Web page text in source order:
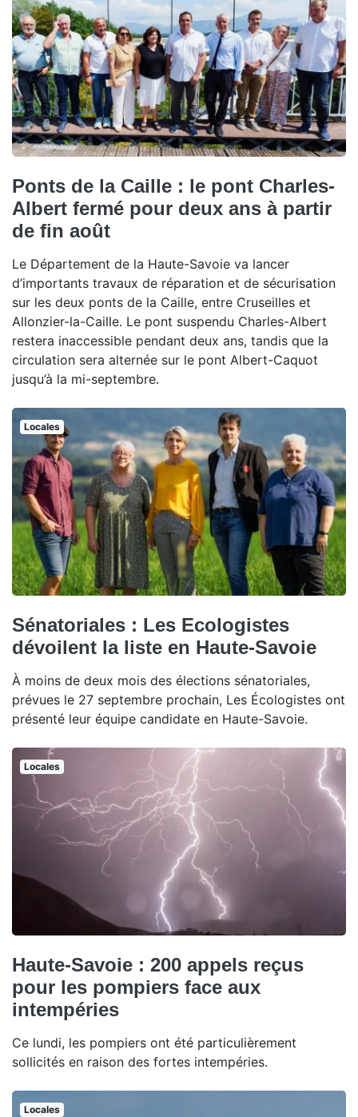
Ponts de la Caille : le pont Charles-
Albert fermé pour deux ans à partir
de fin août
Le Département de la Haute-Savoie va lancer
d’importants travaux de réparation et de sécurisation
sur les deux ponts de la Caille, entre Cruseilles et
Allonzier-la-Caille. Le pont suspendu Charles-Albert
restera inaccessible pendant deux ans, tandis que la
circulation sera alternée sur le pont Albert-Caquot
jusqu’à la mi-septembre.
Locales
Sénatoriales : Les Ecologistes
dévoilent la liste en Haute-Savoie
À moins de deux mois des élections sénatoriales,
prévues le 27 septembre prochain, Les Écologistes ont
présenté leur équipe candidate en Haute-Savoie.
Locales
Haute-Savoie : 200 appels reçus
pour les pompiers face aux
intempéries
Ce lundi, les pompiers ont été particulièrement
sollicités en raison des fortes intempéries.
Locales